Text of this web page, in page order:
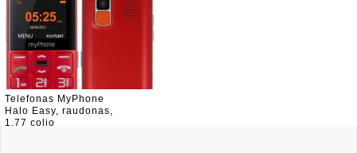
Telefonas MyPhone
Halo Easy, raudonas,
1.77 colio